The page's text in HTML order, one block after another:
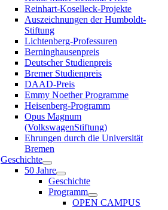
Reinhart-Koselleck-Projekte
Auszeichnungen der Humboldt-
Stiftung
Lichtenberg-Professuren
Berninghausenpreis
Deutscher Studienpreis
Bremer Studienpreis
DAAD-Preis
Emmy Noether Programme
Heisenberg-Programm
Opus Magnum
(VolkswagenStiftung)
Ehrungen durch die Universität
Bremen
Geschichte
50 Jahre
Geschichte
Programm
OPEN CAMPUS